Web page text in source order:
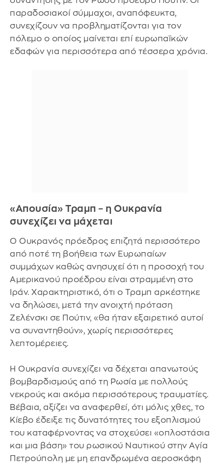
παραδοσιακοί σύμμαχοι, αναπόφευκτα,
συνεχίζουν να προβληματίζονται για τον
πόλεμο ο οποίος μαίνεται επί ευρωπαϊκών
εδαφών για περισσότερα από τέσσερα χρόνια.
«Απουσία» Τραμπ – η Ουκρανία
συνεχίζει να μάχεται
Ο Ουκρανός πρόεδρος επιζητά περισσότερο
από ποτέ τη βοήθεια των Ευρωπαίων
συμμάχων καθώς ανησυχεί ότι η προσοχή του
Αμερικανού προέδρου είναι στραμμένη στο
Ιράν. Χαρακτηριστικό, ότι ο Τραμπ αρκέστηκε
να δηλώσει, μετά την ανοιχτή πρόταση
Ζελένσκι σε Πούτιν, «θα ήταν εξαιρετικό αυτοί
να συναντηθούν», χωρίς περισσότερες
λεπτομέρειες.
Η Ουκρανία συνεχίζει να δέχεται απανωτούς
βομβαρδισμούς από τη Ρωσία με πολλούς
νεκρούς και ακόμα περισσότερους τραυματίες.
Βέβαια, αξίζει να αναφερθεί, ότι μόλις χθες, το
Κίεβο έδειξε τις δυνατότητες του εξοπλισμού
του καταφέρνοντας να στοχεύσει «οπλοστάσια
και μια βάση» του ρωσικού Ναυτικού στην Αγία
Πετρούπολη με μη επανδρωμένα αεροσκάφη